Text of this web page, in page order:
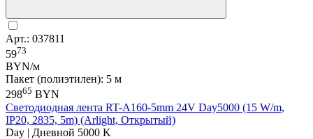
Арт.: 037811
5973
BYN/м
Пакет (полиэтилен): 5 м
29865 BYN
Светодиодная лента RT-A160-5mm 24V Day5000 (15 W/m,
IP20, 2835, 5m) (Arlight, Открытый)
Day | Дневной 5000 K